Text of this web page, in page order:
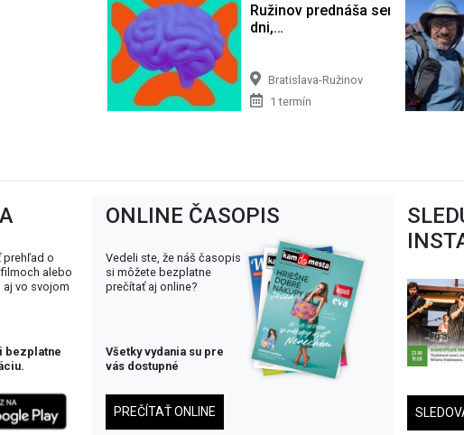
Ružinov prednáša seniorom -
dni,…
Bratislava-Ružinov
1 termín
prehľad o
alebo
vo svojom
bezplatne
ONLINE ČASOPIS
Vedeli ste, že náš časopis
si môžete bezplatne
prečítať aj online?
Všetky vydania su pre
vás dostupné
PREČÍTAŤ ONLINE